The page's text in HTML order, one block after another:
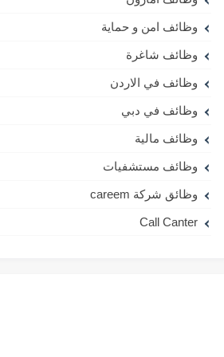
وظائف امن و حماية
وظائف شاغرة
وظائف في الاردن
وظائف في دبي
وظائف مالية
وظائف مستشفيات
وظائق شركة careem
Call Canter